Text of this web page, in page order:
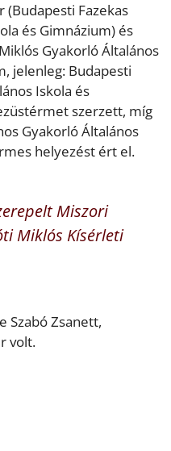
(Budapesti Fazekas
és Gimnázium) és
Gyakorló Általános
jelenleg: Budapesti
Iskola és
szerzett, míg
Gyakorló Általános
helyezést ért el.
Miszori
Miklós Kísérleti
Szabó Zsanett,
volt.